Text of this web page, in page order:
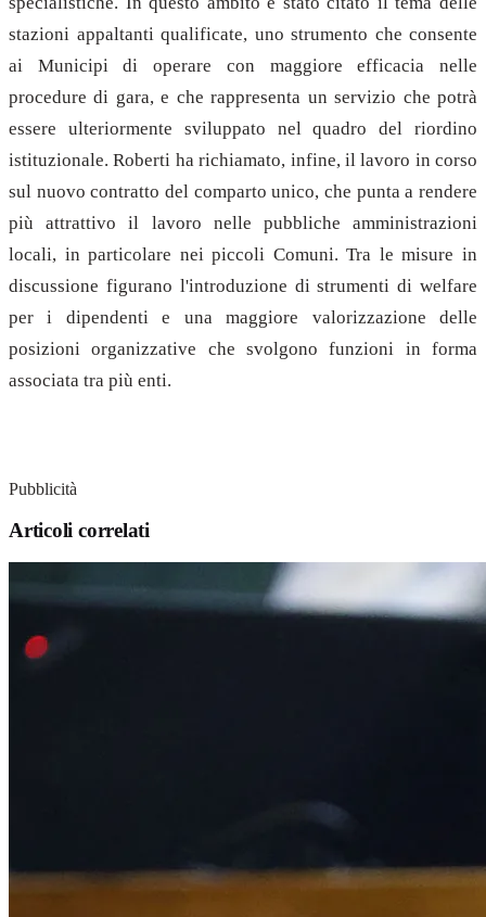
stazioni appaltanti qualificate, uno strumento che consente
ai Municipi di operare con maggiore efficacia nelle
procedure di gara, e che rappresenta un servizio che potrà
essere ulteriormente sviluppato nel quadro del riordino
istituzionale. Roberti ha richiamato, infine, il lavoro in corso
sul nuovo contratto del comparto unico, che punta a rendere
più attrattivo il lavoro nelle pubbliche amministrazioni
locali, in particolare nei piccoli Comuni. Tra le misure in
discussione figurano l'introduzione di strumenti di welfare
per i dipendenti e una maggiore valorizzazione delle
posizioni organizzative che svolgono funzioni in forma
associata tra più enti.
Pubblicità
Articoli correlati